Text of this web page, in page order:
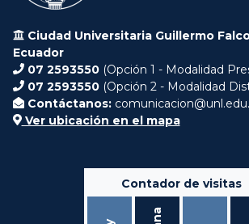
Ciudad Universitaria Guillermo
Ecuador
07 2593550 (Opción 1 - Modalidad
07 2593550 (Opción 2 - Modalidad
Contáctanos:
Ver ubicación en el mapa
Contador de visitas